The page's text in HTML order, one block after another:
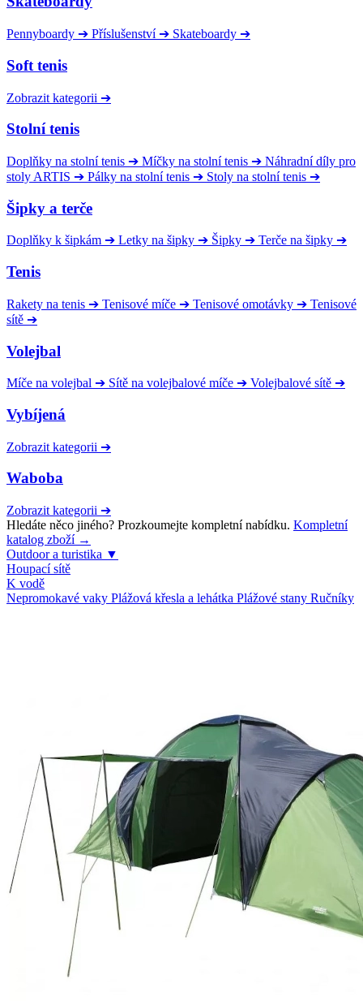
Pennyboardy ➔ Příslušenství ➔ Skateboardy ➔
Soft tenis
Zobrazit kategorii ➔
Stolní tenis
Doplňky na stolní tenis ➔ Míčky na stolní tenis ➔ Náhradní díly pro
stoly ARTIS ➔ Pálky na stolní tenis ➔ Stoly na stolní tenis ➔
Šipky a terče
Doplňky k šipkám ➔ Letky na šipky ➔ Šipky ➔ Terče na šipky ➔
Tenis
Rakety na tenis ➔ Tenisové míče ➔ Tenisové omotávky ➔ Tenisové
sítě ➔
Volejbal
Míče na volejbal ➔ Sítě na volejbalové míče ➔ Volejbalové sítě ➔
Vybíjená
Zobrazit kategorii ➔
Waboba
Zobrazit kategorii ➔
Hledáte něco jiného? Prozkoumejte kompletní nabídku. Kompletní
katalog zboží →
Outdoor a turistika ▼
Houpací sítě
K vodě
Nepromokavé vaky Plážová křesla a lehátka Plážové stany Ručníky